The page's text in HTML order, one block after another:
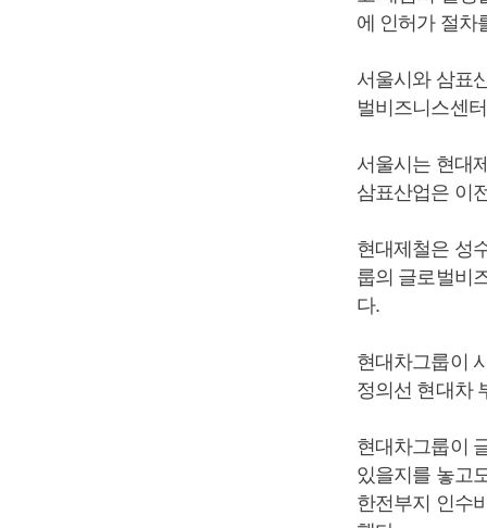
에 인허가 절차
서울시와 삼표
벌비즈니스센
서울시는 현대
삼표산업은 이
현대제철은 성
룹의 글로벌비
다.
현대차그룹이
정의선 현대차
현대차그룹이
있을지를 놓고
한전부지 인수